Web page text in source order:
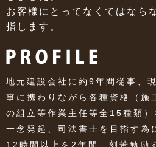
お客様にとってなくてはなら
指します。
地元建設会社に約9年間従事、
事に携わりながら各種資格（施
の組立等作業主任等全15種類）
一念発起、司法書士を目指す為
12時間以上を2年間、刻苦勉励